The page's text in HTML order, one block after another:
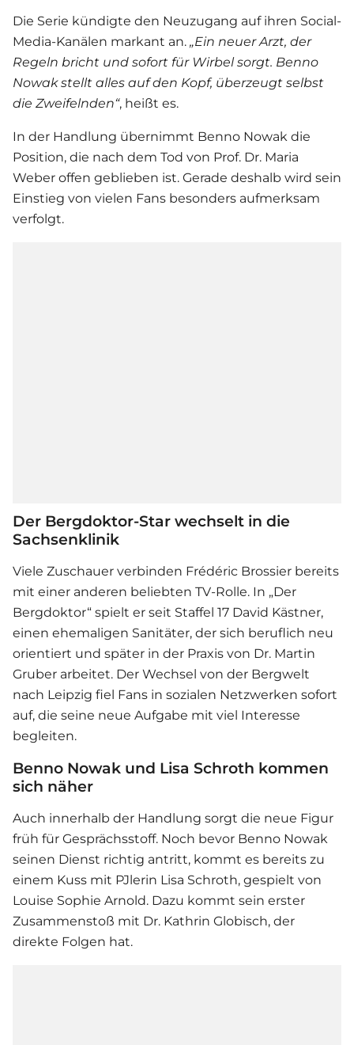
Die Serie kündigte den Neuzugang auf ihren Social-
Media-Kanälen markant an. „Ein neuer Arzt, der
Regeln bricht und sofort für Wirbel sorgt. Benno
Nowak stellt alles auf den Kopf, überzeugt selbst
die Zweifelnden“, heißt es.
In der Handlung übernimmt Benno Nowak die
Position, die nach dem Tod von Prof. Dr. Maria
Weber offen geblieben ist. Gerade deshalb wird sein
Einstieg von vielen Fans besonders aufmerksam
verfolgt.
Der Bergdoktor-Star wechselt in die
Sachsenklinik
Viele Zuschauer verbinden Frédéric Brossier bereits
mit einer anderen beliebten TV-Rolle. In „Der
Bergdoktor“ spielt er seit Staffel 17 David Kästner,
einen ehemaligen Sanitäter, der sich beruflich neu
orientiert und später in der Praxis von Dr. Martin
Gruber arbeitet. Der Wechsel von der Bergwelt
nach Leipzig fiel Fans in sozialen Netzwerken sofort
auf, die seine neue Aufgabe mit viel Interesse
begleiten.
Benno Nowak und Lisa Schroth kommen
sich näher
Auch innerhalb der Handlung sorgt die neue Figur
früh für Gesprächsstoff. Noch bevor Benno Nowak
seinen Dienst richtig antritt, kommt es bereits zu
einem Kuss mit PJlerin Lisa Schroth, gespielt von
Louise Sophie Arnold. Dazu kommt sein erster
Zusammenstoß mit Dr. Kathrin Globisch, der
direkte Folgen hat.